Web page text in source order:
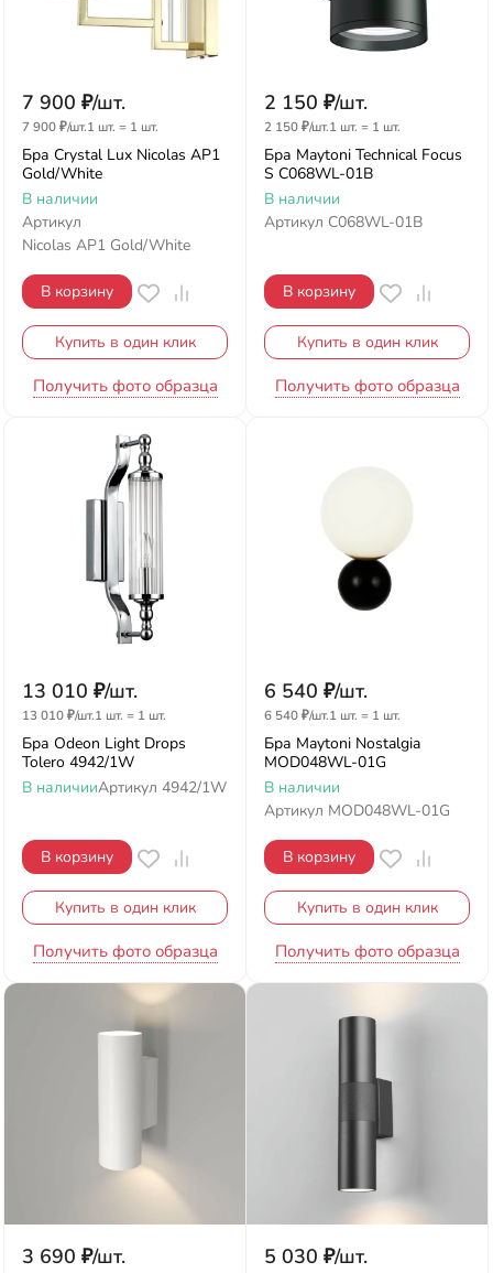
7 900 ₽/шт.
7 900₽/шт.1 шт. = 1 шт.
Бра Crystal Lux Nicolas AP1
Gold/White
В наличии
Артикул
Nicolas AP1 Gold/White
В корзину
Купить в один клик
Получить фото образца
2 150 ₽/шт.
2 150₽/шт.1 шт. = 1 шт.
Бра Maytoni Technical Focus
S C068WL-01B
В наличии
Артикул C068WL-01B
В корзину
Купить в один клик
Получить фото образца
13 010 ₽/шт.
13 010₽/шт.1 шт. = 1 шт.
Бра Odeon Light Drops
Tolero 4942/1W
В наличииАртикул 4942/1W
В корзину
Купить в один клик
Получить фото образца
6 540 ₽/шт.
6 540₽/шт.1 шт. = 1 шт.
Бра Maytoni Nostalgia
MOD048WL-01G
В наличии
Артикул MOD048WL-01G
В корзину
Купить в один клик
Получить фото образца
3 690 ₽/шт. 5 030 ₽/шт.